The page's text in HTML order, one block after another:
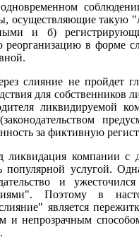
осуществляющие такую
и б)
реорганизацию в форме
слияние не пройдет
для собственников
ликвидируемой
за фиктивную
ликвидация компании с
популярной услугой.
и
Поэтому в
является
и непрозрачным